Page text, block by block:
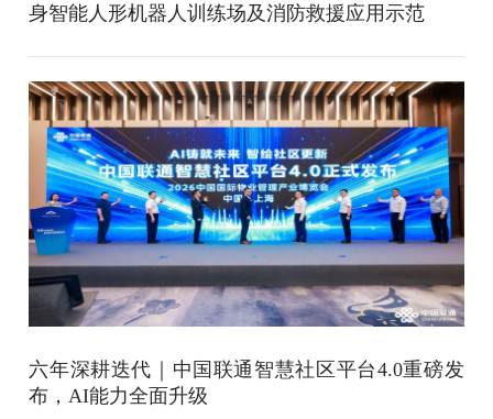
身智能人形机器人训练场及消防救援应用示范
六年深耕迭代｜中国联通智慧社区平台4.0重磅发
布，AI能力全面升级